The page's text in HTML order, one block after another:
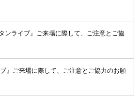
ンライブ』ご来場に際して、ご注意とご協
』ご来場に際して、ご注意とご協力のお願